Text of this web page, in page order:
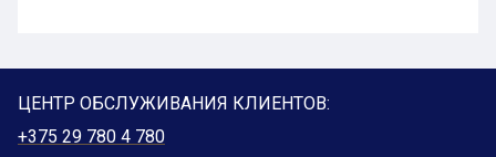
ЦЕНТР ОБСЛУЖИВАНИЯ КЛИЕНТОВ:
+375 29 780 4 780